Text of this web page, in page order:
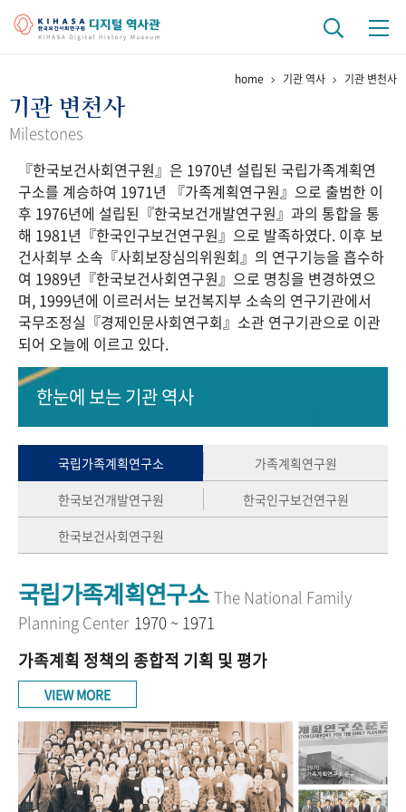
걸어온 길 기관 변천사
연구 역사
정책과 연구 키워드로 보는 연구 역사
연구자들
간행물 변천사
기록물 아카이브
사진 아카이브 문서 기록물 행정박물 영상 기록물
50+1 주년 기념
세계와 함께 한 KIHASA
VR 역사관
home 기관 역사 기관 변천사
기관 변천사
Milestones
『한국보건사회연구원』은 1970년 설립된 국립가족계획연
구소를 계승하여 1971년 『가족계획연구원』으로 출범한 이
후 1976년에 설립된『한국보건개발연구원』과의 통합을 통
해 1981년『한국인구보건연구원』으로 발족하였다. 이후 보
건사회부 소속『사회보장심의위원회』의 연구기능을 흡수하
여 1989년『한국보건사회연구원』으로 명칭을 변경하였으
며, 1999년에 이르러서는 보건복지부 소속의 연구기관에서
국무조정실『경제인문사회연구회』소관 연구기관으로 이관
되어 오늘에 이르고 있다.
한눈에 보는기관 역사
국립가족계획연구소
가족계획연구원
한국보건개발연구원
한국인구보건연구원
한국보건사회연구원
국립가족계획연구소 The National Family
Planning Center 1970 ~ 1971
가족계획 정책의 종합적 기획 및 평가
VIEW MORE